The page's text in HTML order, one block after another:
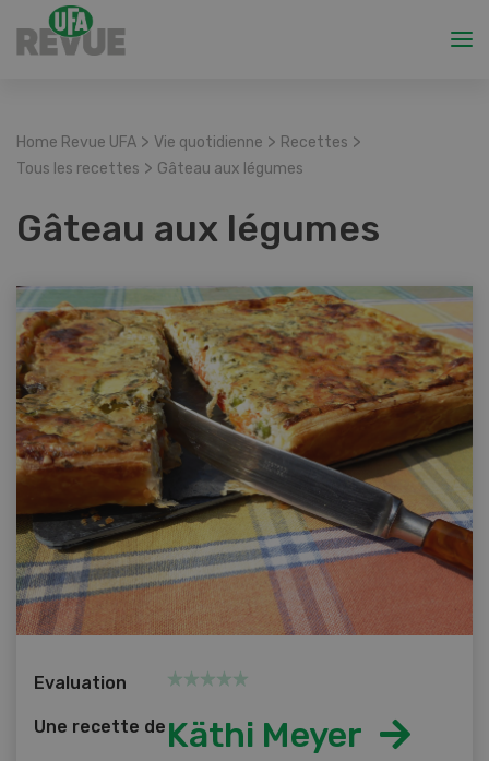
Home Revue UFA > Vie quotidienne > Recettes >
Tous les recettes > Gâteau aux légumes
Gâteau aux légumes
Evaluation
Une recette de Käthi Meyer